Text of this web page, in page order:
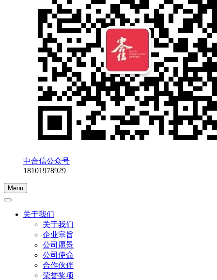
中合信公众号
18101978929
Menu
关于我们
关于我们
企业宗旨
公司愿景
公司使命
合作伙伴
荣誉奖项